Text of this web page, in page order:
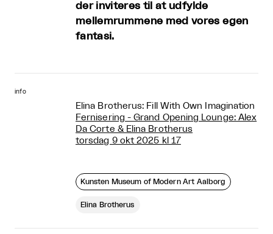
der inviteres til at udfylde
mellemrummene med vores egen
fantasi.
info
Elina Brotherus: Fill With Own Imagination
Fernisering - Grand Opening Lounge: Alex
Da Corte & Elina Brotherus
torsdag 9 okt 2025 kl 17
Kunsten Museum of Modern Art Aalborg
Elina Brotherus